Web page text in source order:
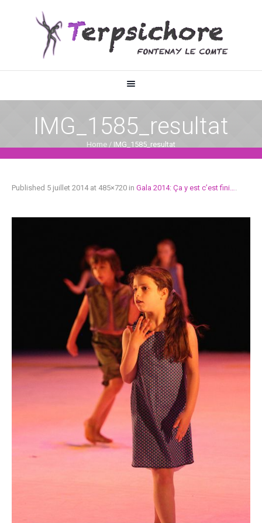
IMG_1585_resultat
Home / IMG_1585_resultat
Published 5 juillet 2014at 485×720 in Gala 2014: Ça y est c’est fini….